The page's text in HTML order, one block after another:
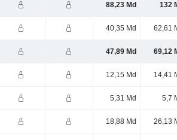
88,23 Md 132
40,35 Md 62,61
47,89 Md 69,12
12,15 Md 14,41
5,31 Md 5,7
18,88 Md 26,13